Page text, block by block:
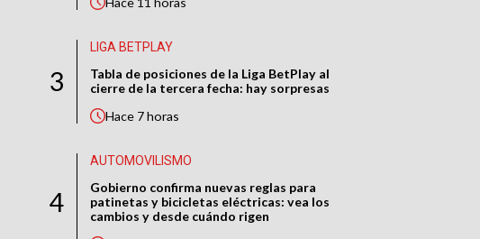
3
LIGA BETPLAY
Tabla de posiciones de la Liga BetPlay al
cierre de la tercera fecha: hay sorpresas
Hace 7 horas
4
AUTOMOVILISMO
Gobierno confirma nuevas reglas para
patinetas y bicicletas eléctricas: vea los
cambios y desde cuándo rigen